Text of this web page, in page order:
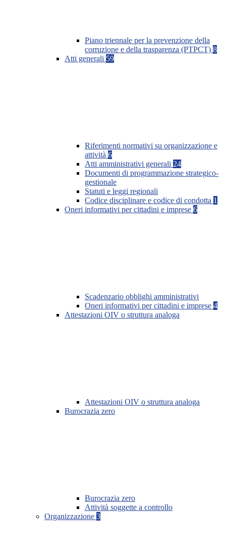
Piano triennale per la prevenzione della
corruzione e della trasparenza (PTPCT) 8
Atti generali 59
Riferimenti normativi su organizzazione e
attività 6
Atti amministrativi generali 24
Documenti di programmazione strategico-
gestionale
Statuti e leggi regionali
Codice disciplinare e codice di condotta 1
Oneri informativi per cittadini e imprese 6
Scadenzario obblighi amministrativi
Oneri informativi per cittadini e imprese 4
Attestazioni OIV o struttura analoga
Attestazioni OIV o struttura analoga
Burocrazia zero
Burocrazia zero
Attività soggette a controllo
Organizzazione 3